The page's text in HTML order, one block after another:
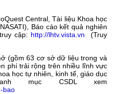
Central, Tài liệu Khoa học
Báo cáo kết quả nghiên
cập: http://lhtv.vista.vn (Truy
(gồm 63 cơ sở dữ liệu trong và
phí trải rộng trên nhiều lĩnh vực
học tự nhiên, kinh tế, giáo dục
mục CSDL xem
bao